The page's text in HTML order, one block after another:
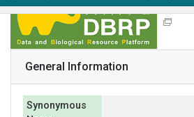
General Information
Synonymous